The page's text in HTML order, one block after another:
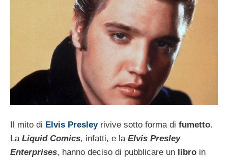
Il mito di Elvis Presleyrivive sotto forma di fumetto.
LaLiquid Comics, infatti, e la Elvis Presley
Enterprises, hanno deciso di pubblicare un libro in